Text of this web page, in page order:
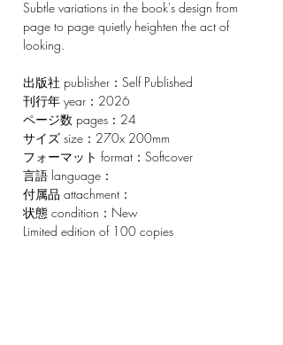
Subtle variations in the book's design from
page to page quietly heighten the act of
looking.
出版社 publisher：Self Published
刊行年 year：2026
ページ数 pages：24
サイズ size：270x 200mm
フォーマット format：Softcover
言語 language：
付属品 attachment：
状態 condition：New
Limited edition of 100 copies